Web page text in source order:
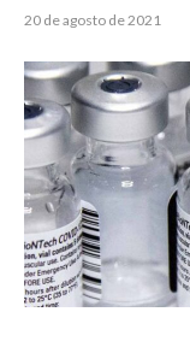
20 de agosto de 2021